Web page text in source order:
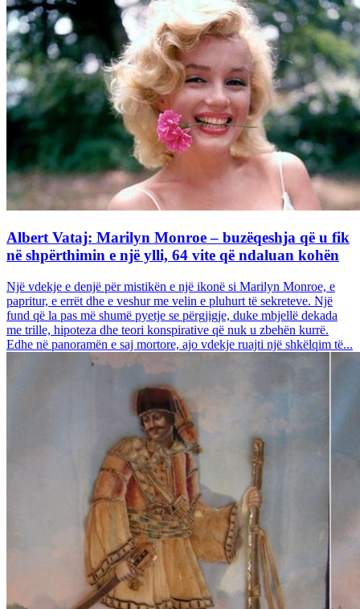
Albert Vataj: Marilyn Monroe – buzëqeshja që u fik
në shpërthimin e një ylli, 64 vite që ndaluan kohën
Një vdekje e denjë për mistikën e një ikonë si Marilyn Monroe, e
papritur, e errët dhe e veshur me velin e pluhurt të sekreteve. Një
fund që la pas më shumë pyetje se përgjigje, duke mbjellë dekada
me trille, hipoteza dhe teori konspirative që nuk u zbehën kurrë.
Edhe në panoramën e saj mortore, ajo vdekje ruajti një shkëlqim të...